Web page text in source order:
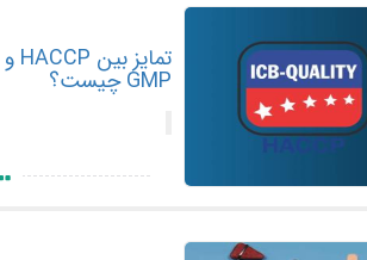
تمایز بین HACCP و
GMP چیست؟